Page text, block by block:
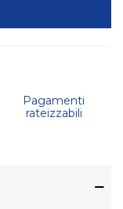
Pagamenti
rateizzabili